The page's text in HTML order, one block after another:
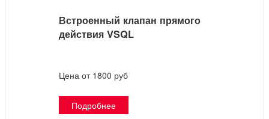
Встроенный клапан прямого
действия VSQL
Цена от 1800 руб
Подробнее